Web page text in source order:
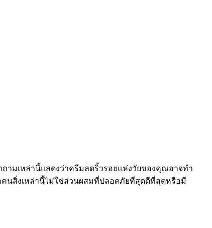
มเหล่านี้แสดงว่าครีมลดริ้วรอยแห่งวัยของคุณอาจทำ
คนสิ่งเหล่านี้ไม่ใช่ส่วนผสมที่ปลอดภัยที่สุดดีที่สุดหรือมี